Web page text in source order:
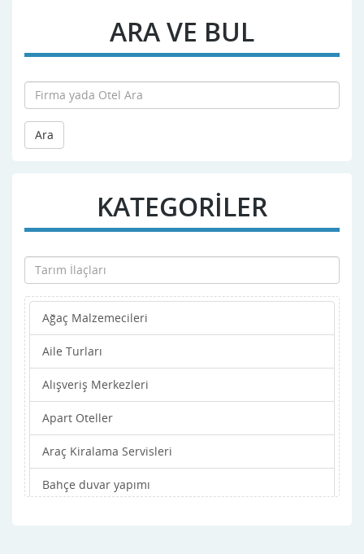
ARA VE BUL
Ara
KATEGORİLER
Ağaç Malzemecileri
Aile Turları
Alışveriş Merkezleri
Apart Oteller
Araç Kiralama Servisleri
Bahçe duvar yapımı